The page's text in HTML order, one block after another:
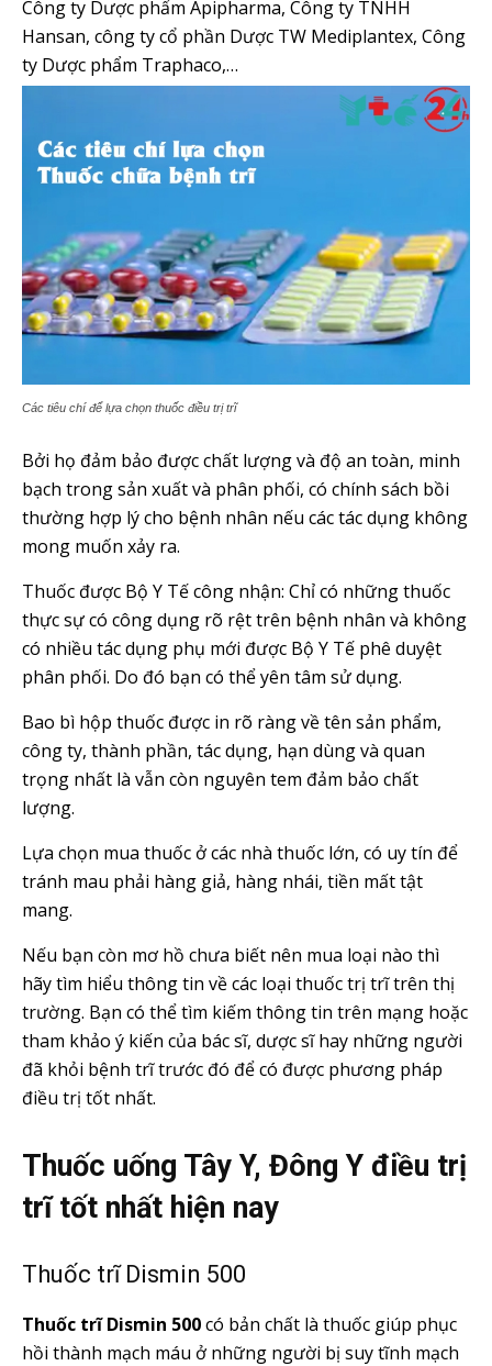
Công ty Dược phẩm Apipharma, Công ty TNHH
Hansan, công ty cổ phần Dược TW Mediplantex, Công
ty Dược phẩm Traphaco,…
Các tiêu chí để lựa chọn thuốc điều trị trĩ
Bởi họ đảm bảo được chất lượng và độ an toàn, minh
bạch trong sản xuất và phân phối, có chính sách bồi
thường hợp lý cho bệnh nhân nếu các tác dụng không
mong muốn xảy ra.
Thuốc được Bộ Y Tế công nhận: Chỉ có những thuốc
thực sự có công dụng rõ rệt trên bệnh nhân và không
có nhiều tác dụng phụ mới được Bộ Y Tế phê duyệt
phân phối. Do đó bạn có thể yên tâm sử dụng.
Bao bì hộp thuốc được in rõ ràng về tên sản phẩm,
công ty, thành phần, tác dụng, hạn dùng và quan
trọng nhất là vẫn còn nguyên tem đảm bảo chất
lượng.
Lựa chọn mua thuốc ở các nhà thuốc lớn, có uy tín để
tránh mau phải hàng giả, hàng nhái, tiền mất tật
mang.
Nếu bạn còn mơ hồ chưa biết nên mua loại nào thì
hãy tìm hiểu thông tin về các loại thuốc trị trĩ trên thị
trường. Bạn có thể tìm kiếm thông tin trên mạng hoặc
tham khảo ý kiến của bác sĩ, dược sĩ hay những người
đã khỏi bệnh trĩ trước đó để có được phương pháp
điều trị tốt nhất.
Thuốc uống Tây Y, Đông Y điều trị
trĩ tốt nhất hiện nay
Thuốc trĩ Dismin 500
Thuốc trĩ Dismin 500có bản chất là thuốc giúp phục
hồi thành mạch máu ở những người bị suy tĩnh mạch